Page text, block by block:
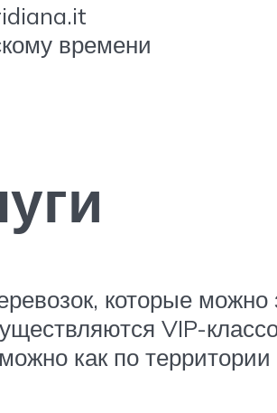
времени
которые
VIP-
как по территории